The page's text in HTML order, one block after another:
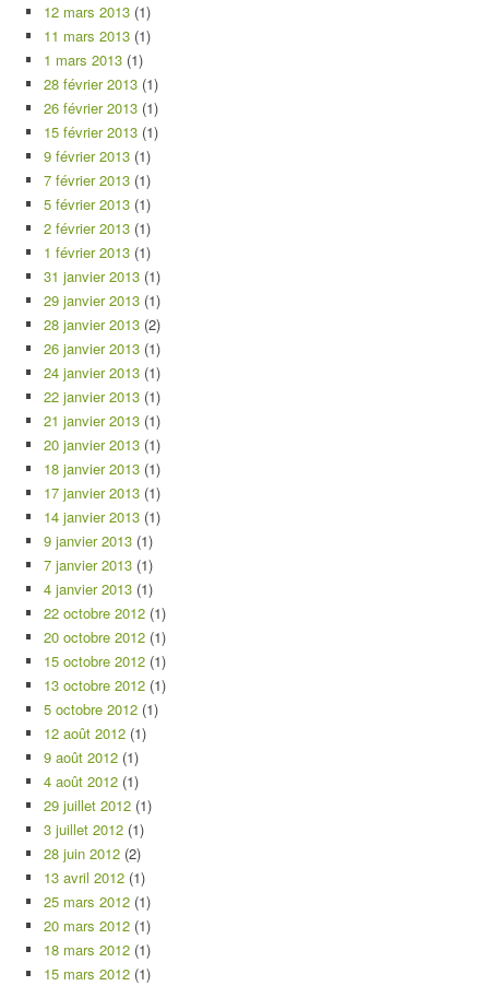
12 mars 2013 (1)
11 mars 2013 (1)
1 mars 2013 (1)
28 février 2013 (1)
26 février 2013 (1)
15 février 2013 (1)
9 février 2013 (1)
7 février 2013 (1)
5 février 2013 (1)
2 février 2013 (1)
1 février 2013 (1)
31 janvier 2013 (1)
29 janvier 2013 (1)
28 janvier 2013 (2)
26 janvier 2013 (1)
24 janvier 2013 (1)
22 janvier 2013 (1)
21 janvier 2013 (1)
20 janvier 2013 (1)
18 janvier 2013 (1)
17 janvier 2013 (1)
14 janvier 2013 (1)
9 janvier 2013 (1)
7 janvier 2013 (1)
4 janvier 2013 (1)
22 octobre 2012 (1)
20 octobre 2012 (1)
15 octobre 2012 (1)
13 octobre 2012 (1)
5 octobre 2012 (1)
12 août 2012 (1)
9 août 2012 (1)
4 août 2012 (1)
29 juillet 2012 (1)
3 juillet 2012 (1)
28 juin 2012 (2)
13 avril 2012 (1)
25 mars 2012 (1)
20 mars 2012 (1)
18 mars 2012 (1)
15 mars 2012 (1)